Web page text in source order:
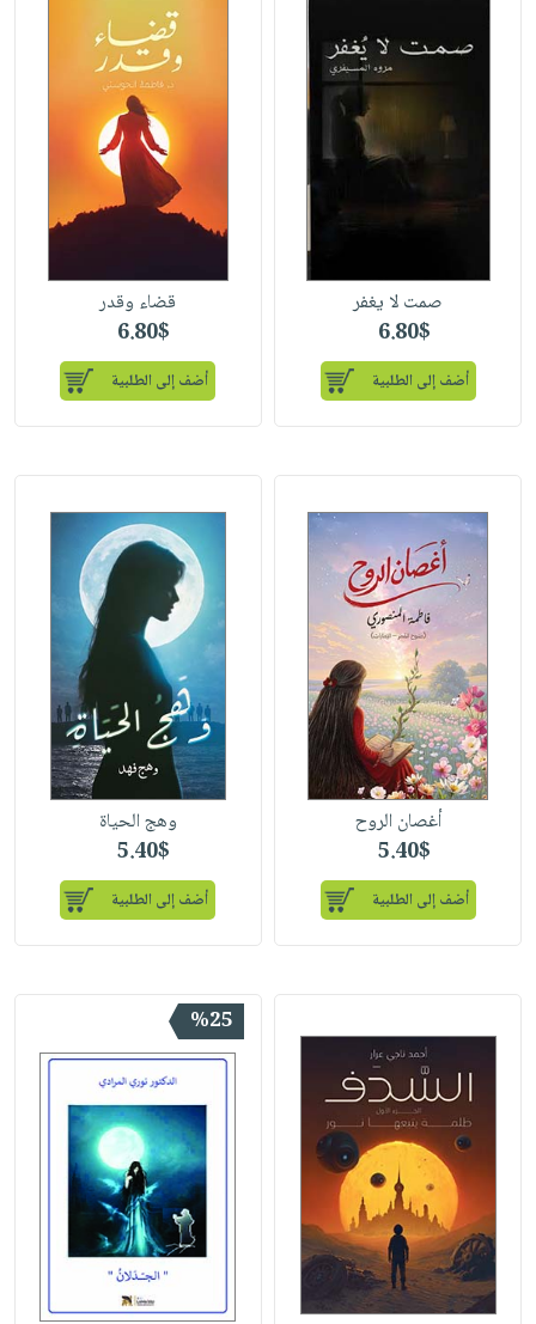
صمت لا يغفر
6.80$
أضف إلى الطلبية
قضاء وقدر
6.80$
أضف إلى الطلبية
أغصان الروح
5.40$
أضف إلى الطلبية
وهج الحياة
5.40$
أضف إلى الطلبية
%25